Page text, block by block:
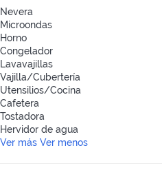
Nevera
Microondas
Horno
Congelador
Lavavajillas
Vajilla/Cubertería
Utensilios/Cocina
Cafetera
Tostadora
Hervidor de agua
Ver más Ver menos